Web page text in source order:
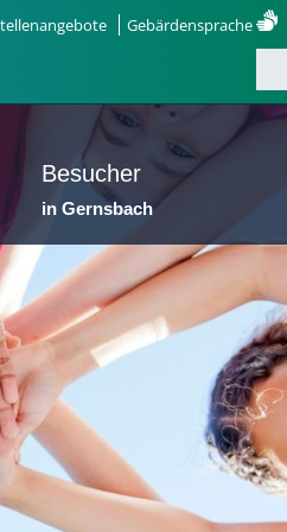
Gebärdensprache
Besucher
in Gernsbach